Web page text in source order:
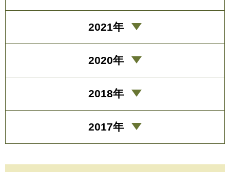
2021年
2020年
2018年
2017年